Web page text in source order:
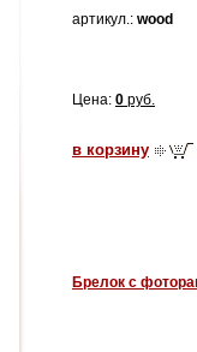
артикул.: wood
Цена: 0 руб.
в корзину
Брелок с